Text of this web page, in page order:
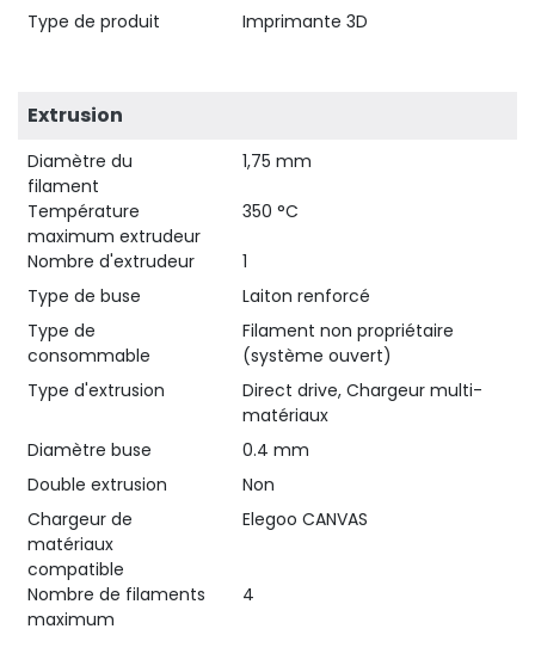
Type de produit
Imprimante 3D
Extrusion
Diamètre du
filament
1,75 mm
Température
maximum extrudeur
350 °C
Nombre d'extrudeur
1
Type de buse
Laiton renforcé
Type de
consommable
Filament non propriétaire
(système ouvert)
Type d'extrusion
Direct drive, Chargeur multi-
matériaux
Diamètre buse
0.4 mm
Double extrusion
Non
Chargeur de
matériaux
compatible
Elegoo CANVAS
Nombre de filaments
maximum
4